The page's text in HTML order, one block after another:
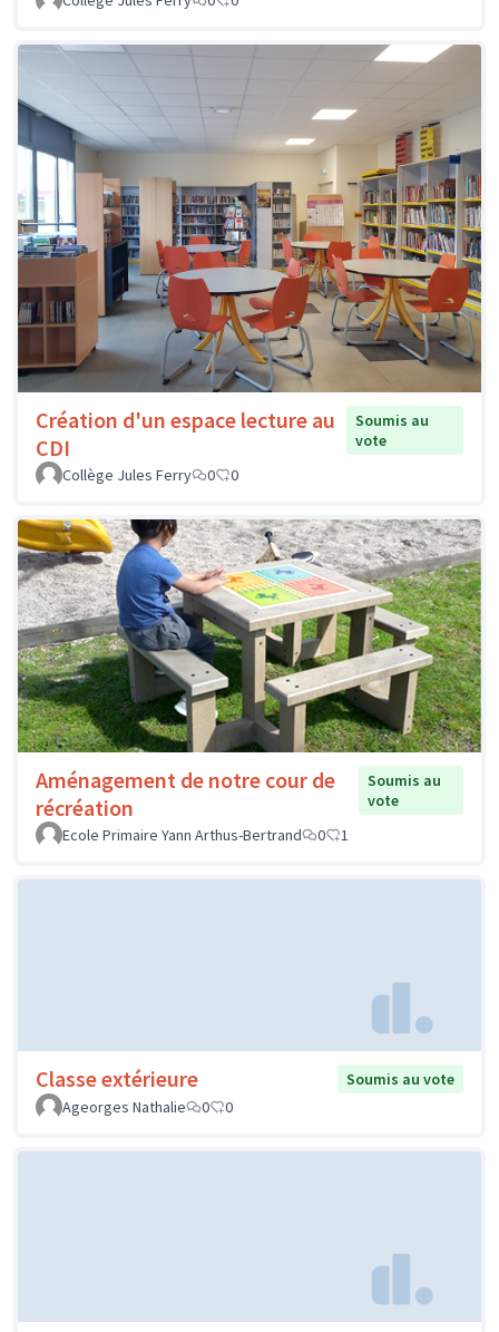
Création d'un espace lecture au
CDI
Soumis au
vote
Collège Jules Ferry
0 0
Aménagement de notre cour de
récréation
Soumis au
vote
Ecole Primaire Yann Arthus-Bertrand
0 1
Classe extérieure
Soumis au vote
Ageorges Nathalie
0 0